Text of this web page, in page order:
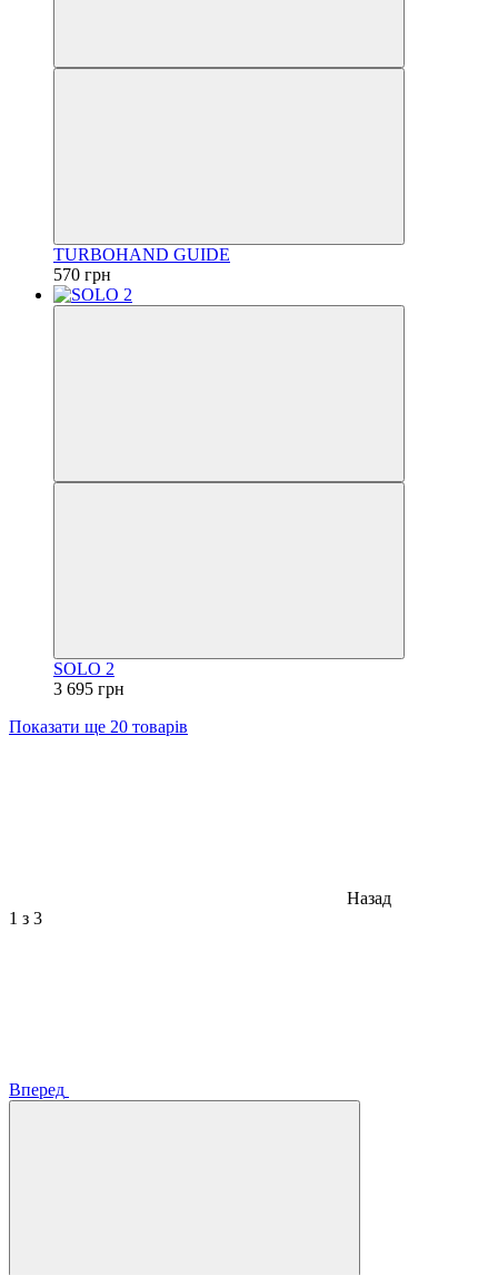
TURBOHAND GUIDE
570 грн
SOLO 2
3 695 грн
Показати ще 20 товарів
Назад
1 з 3
Вперед